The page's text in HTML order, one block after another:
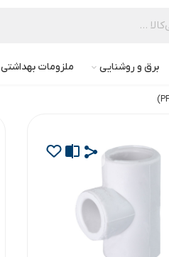
برق و روشنایی ملزومات بهداشتی